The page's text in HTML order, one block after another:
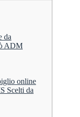
da
ADM
online
Scelti da